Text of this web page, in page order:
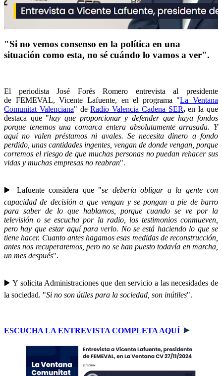
"Si no vemos consenso en la política en una
situación como esta, no sé cuándo lo vamos a ver".
El periodista José Forés Romero entrevista al presidente
de FEMEVAL, Vicente Lafuente, en el programa "La Ventana
Comunitat Valenciana" deRadio Valencia Cadena SER,en la que
destaca que "hay que proporcionar y defender que haya fondos
porque tenemos una comarca entera absolutamente arrasada. Y
aquí no valen préstamos ni avales. Se necesita dinero a fondo
perdido, unas cantidades ingentes, vengan de donde vengan, porque
corremos el riesgo de que muchas personas no puedan rehacer sus
vidas y muchas empresas no reabran".
▶️ Lafuente considera que "se debería obligar a la gente con
capacidad de decisión a que vengan y se pongan a pie de barro
para saber de lo que hablamos, porque cuando se ve por la
televisión o se escucha por la radio, los testimonios conmueven,
pero hay que estar aquí para verlo. No se está haciendo lo que se
tiene hacer. Cuanto antes hagamos esas medidas de reconstrucción,
antes nos recuperaremos, pero no se han puesto todavía en marcha,
un mes después".
▶️ Y solicita Administraciones que den servicio a las necesidades de
la sociedad. "Si no son útiles para la sociedad, son inútiles".
ESCUCHA LA ENTREVISTA COMPLETA AQUÍ ►